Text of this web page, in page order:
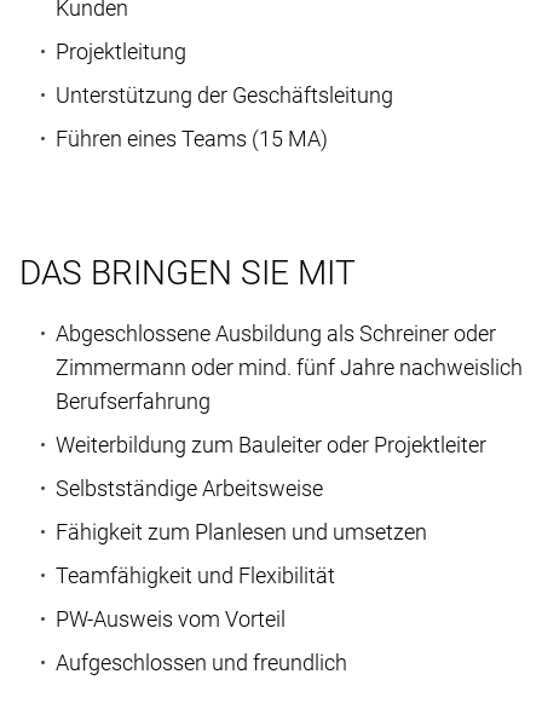
Kunden
Projektleitung
Unterstützung der Geschäftsleitung
Führen eines Teams (15 MA)
DAS BRINGEN SIE MIT
Abgeschlossene Ausbildung als Schreiner oder
Zimmermann oder mind. fünf Jahre nachweislich
Berufserfahrung
Weiterbildung zum Bauleiter oder Projektleiter
Selbstständige Arbeitsweise
Fähigkeit zum Planlesen und umsetzen
Teamfähigkeit und Flexibilität
PW-Ausweis vom Vorteil
Aufgeschlossen und freundlich